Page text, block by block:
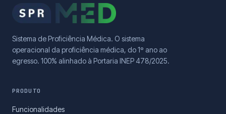
Sistema de Proficiência Médica. O sistema
operacional da proficiência médica, do 1º ano ao
egresso. 100% alinhado à Portaria INEP 478/2025.
PRODUTO
Funcionalidades